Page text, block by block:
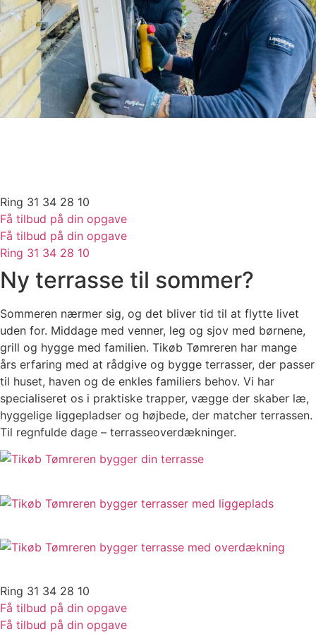
Ring 31 34 28 10
Få tilbud på din opgave
Få tilbud på din opgave
Ring 31 34 28 10
Ny terrasse til sommer?
Sommeren nærmer sig, og det bliver tid til at flytte livet
uden for. Middage med venner, leg og sjov med børnene,
grill og hygge med familien. Tikøb Tømreren har mange
års erfaring med at rådgive og bygge terrasser, der passer
til huset, haven og de enkles familiers behov. Vi har
specialiseret os i praktiske trapper, vægge der skaber læ,
hyggelige liggepladser og højbede, der matcher terrassen.
Til regnfulde dage – terrasseoverdækninger.
Ring 31 34 28 10
Få tilbud på din opgave
Få tilbud på din opgave